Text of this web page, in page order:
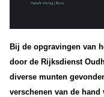
Bij de opgravingen van
door de Rijksdienst
diverse munten
verschenen van de hand